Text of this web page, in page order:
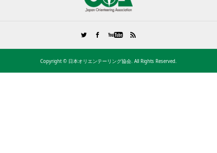
Copyright © 日本オリエンテーリング協会. All Rights Reserved.